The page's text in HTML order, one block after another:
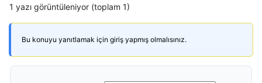
1 yazı görüntüleniyor (toplam 1)
Bu konuyu yanıtlamak için giriş yapmış olmalısınız.